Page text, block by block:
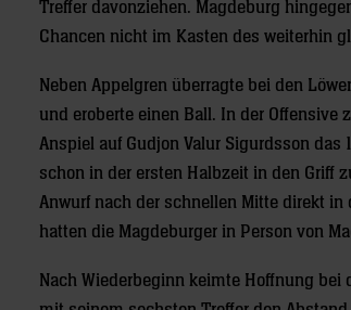
Treffer davonziehen. Magdeburg
Chancen nicht im Kasten des weiterhin
Neben Appelgren überragte bei den
und eroberte einen Ball. In der
Anspiel auf Gudjon Valur Sigurdsson
schon in der ersten Halbzeit in den Griff
Anwurf nach der schnellen Mitte direkt in
hatten die Magdeburger in Person von
Nach Wiederbeginn keimte Hoffnung bei